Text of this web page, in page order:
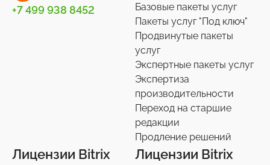
+7 499 938 8452
Базовые пакеты услуг
Пакеты услуг "Под ключ"
Продвинутые пакеты
услуг
Экспертные пакеты услуг
Экспертиза
производительности
Переход на старшие
редакции
Продление решений
Лицензии Bitrix
Лицензии Bitrix